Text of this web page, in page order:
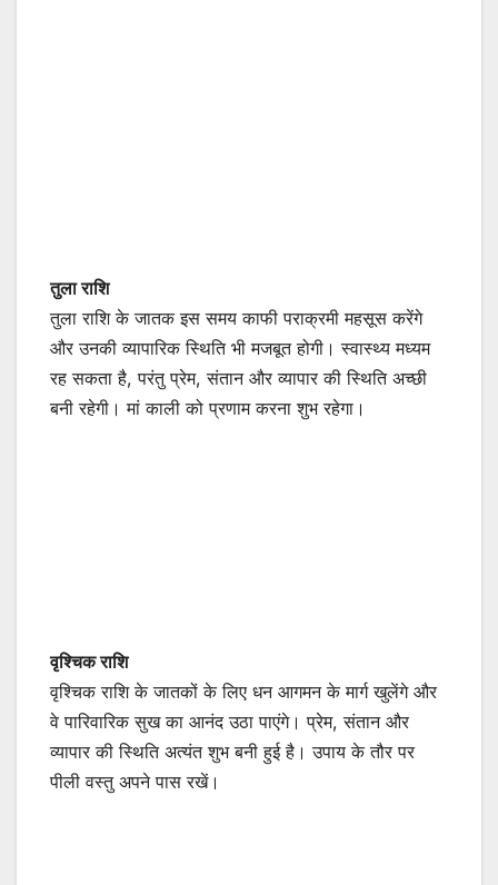
तुला राशि
तुला राशि के जातक इस समय काफी पराक्रमी महसूस करेंगे
और उनकी व्यापारिक स्थिति भी मजबूत होगी। स्वास्थ्य मध्यम
रह सकता है, परंतु प्रेम, संतान और व्यापार की स्थिति अच्छी
बनी रहेगी। मां काली को प्रणाम करना शुभ रहेगा।
वृश्चिक राशि
वृश्चिक राशि के जातकों के लिए धन आगमन के मार्ग खुलेंगे और
वे पारिवारिक सुख का आनंद उठा पाएंगे। प्रेम, संतान और
व्यापार की स्थिति अत्यंत शुभ बनी हुई है। उपाय के तौर पर
पीली वस्तु अपने पास रखें।